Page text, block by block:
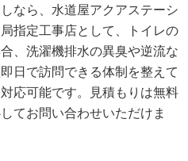
なら、水道屋アクアステーシ
指定工事店として、トイレの
、洗濯機排水の異臭や逆流な
日で訪問できる体制を整えて
応可能です。見積もりは無料
てお問い合わせいただけま